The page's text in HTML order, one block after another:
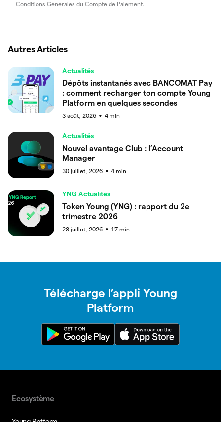
Conditions Générales du Compte de Paiement.
Autres Articles
Actualités
Dépôts instantanés avec BANCOMAT Pay
: comment recharger ton compte Young
Platform en quelques secondes
3 août, 2026 ● 4 min
Actualités
Nouvel avantage Club : l’Account
Manager
30 juillet, 2026 ● 4 min
YNG Actualités
Token Young (YNG) : rapport du 2e
trimestre 2026
28 juillet, 2026 ● 17 min
Télécharge l’appli Young
Platform
Ecosystème